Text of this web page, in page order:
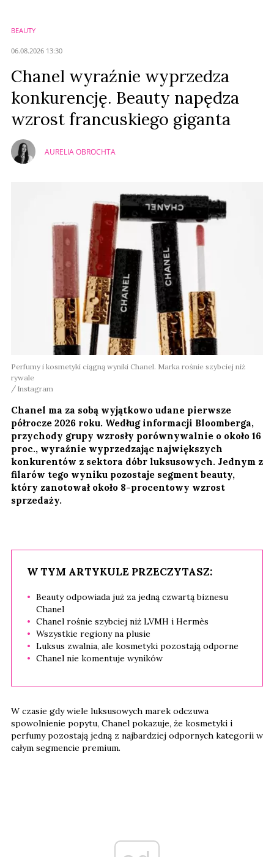
BEAUTY
06.08.2026 13:30
Chanel wyraźnie wyprzedza
konkurencję. Beauty napędza
wzrost francuskiego giganta
AURELIA OBROCHTA
Perfumy i kosmetyki ciągną wyniki Chanel. Marka rośnie szybciej niż
rywale
Instagram
Chanel ma za sobą wyjątkowo udane pierwsze
półrocze 2026 roku. Według informacji Bloomberga,
przychody grupy wzrosły porównywalnie o około 16
proc., wyraźnie wyprzedzając największych
konkurentów z sektora dóbr luksusowych. Jednym z
filarów tego wyniku pozostaje segment beauty,
który zanotował około 8-procentowy wzrost
sprzedaży.
W TYM ARTYKULE PRZECZYTASZ:
Beauty odpowiada już za jedną czwartą biznesu
Chanel
Chanel rośnie szybciej niż LVMH i Hermès
Wszystkie regiony na plusie
Luksus zwalnia, ale kosmetyki pozostają odporne
Chanel nie komentuje wyników
W czasie gdy wiele luksusowych marek odczuwa
spowolnienie popytu, Chanel pokazuje, że kosmetyki i
perfumy pozostają jedną z najbardziej odpornych kategorii w
całym segmencie premium.